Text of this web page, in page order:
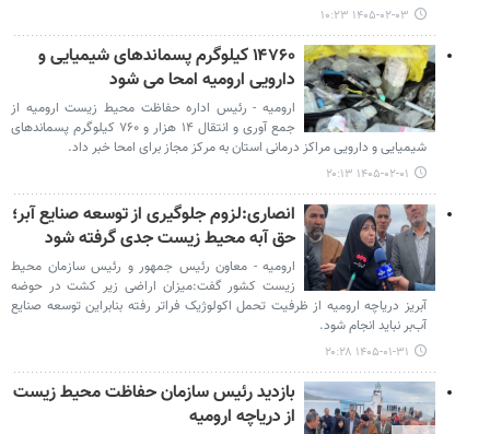
۱۴۰۵-۰۲-۰۳ ۱۰:۲۳
۱۴۷۶۰ کیلوگرم پسماندهای شیمیایی و
دارویی ارومیه امحا می شود
ارومیه - رئیس اداره حفاظت محیط زیست ارومیه از
جمع ‌آوری و انتقال ۱۴ هزار و ۷۶۰ کیلوگرم پسماندهای
شیمیایی و دارویی مراکز درمانی استان به مرکز مجاز برای امحا خبر داد.
۱۴۰۵-۰۲-۰۱ ۲۰:۱۳
انصاری:لزوم جلوگیری از توسعه صنایع آبر؛
حق آبه محیط زیست جدی گرفته شود
ارومیه - معاون رئیس جمهور و رئیس سازمان محیط
زیست کشور گفت:میزان اراضی زیر کشت در حوضه
آبریز دریاچه ارومیه از ظرفیت تحمل اکولوژیک فراتر رفته بنابراین توسعه صنایع
آب‌بر نباید انجام شود.
۱۴۰۵-۰۱-۳۱ ۲۰:۲۸
بازدید رئیس سازمان حفاظت محیط زیست
از دریاچه ارومیه